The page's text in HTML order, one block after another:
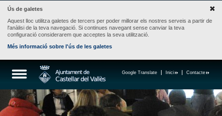
Ús de galetes
Aquest lloc utilitza galetes de tercers per poder millorar els nostres serveis a partir de
l'anàlisi de la teva navegació. Si continues navegant sense canviar la teva
configuració considerarem que acceptes la seva utilització.
Més informació sobre l'ús de les galetes
Contacte
Inici
Google Translate